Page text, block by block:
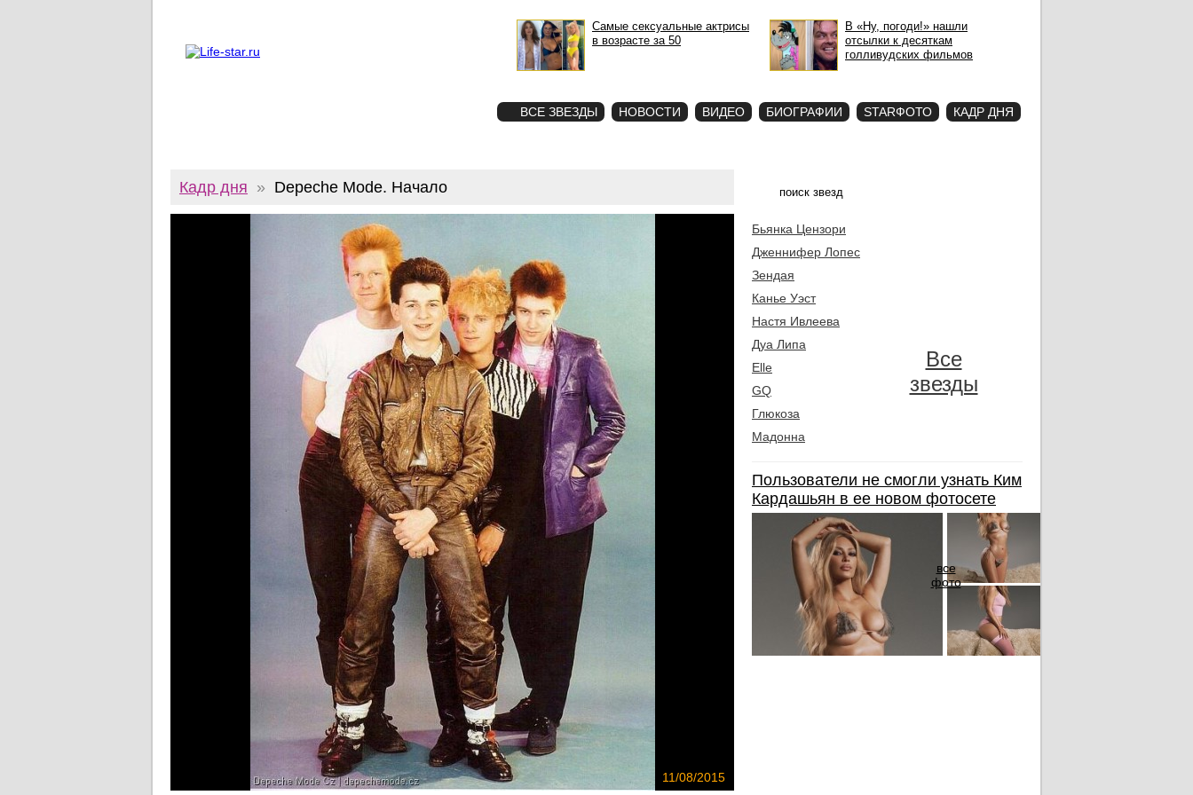
Самые сексуальные актрисы
в возрасте за 50
В «Ну, погоди!» нашли
отсылки к десяткам
голливудских фильмов
ВСЕ ЗВЕЗДЫ НОВОСТИ ВИДЕО БИОГРАФИИ STARФОТО КАДР ДНЯ
Кадр дня » Depeche Mode. Начало
11/08/2015
Бьянка Цензори
Дженнифер Лопес
Зендая
Канье Уэст
Настя Ивлеева
Дуа Липа
Elle
GQ
Глюкоза
Мадонна
Все
звезды
Пользователи не смогли узнать Ким
Кардашьян в ее новом фотосете
все
фото